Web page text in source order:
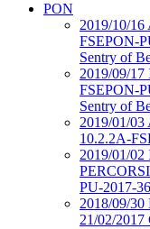
PON
2019/10/
FSEPON-
Sentry of
2019/09/17
FSEPON-
Sentry of
2019/01/
10.2.2A-
2019/01/
PU-2017-
2018/09/30
21/02/2017